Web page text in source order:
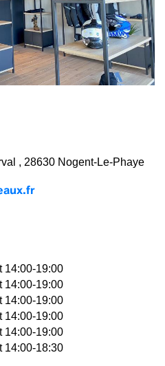
, 28630 Nogent-Le-Phaye
14:00-19:00
14:00-19:00
14:00-19:00
14:00-19:00
14:00-19:00
14:00-18:30